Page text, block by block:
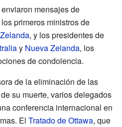
mensajes de
primeros ministros de
, y los presidentes de
y Nueva Zelanda, los
de condolencia.
de la eliminación de las
su muerte, varios delegados
conferencia internacional en
El Tratado de Ottawa, que